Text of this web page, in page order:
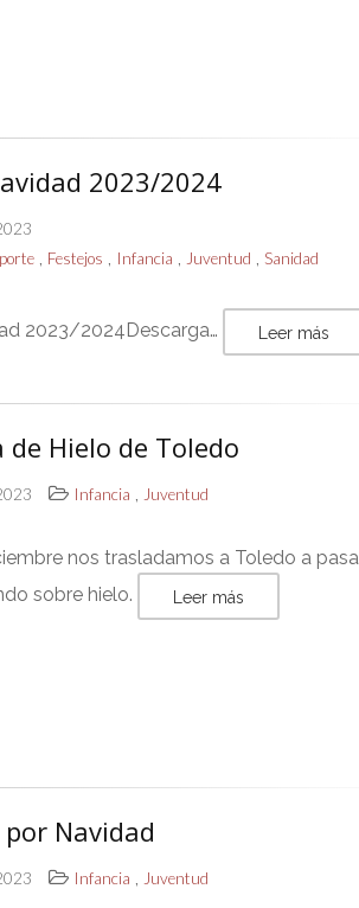
2023/2024
, Festejos , Infancia ,Juventud , Sanidad
2023/2024Descarga… Leer más
Hielo de Toledo
Infancia ,Juventud
nos trasladamos a Toledo a
sobre hielo.
Leer más
Navidad
Infancia ,Juventud